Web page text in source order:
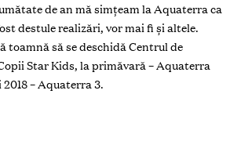
de an mă simţeam la Aquaterra ca
destule realizări, vor mai fi şi altele.
toamnă să se deschidă Centrul de
Star Kids, la primăvară – Aquaterra
– Aquaterra 3.